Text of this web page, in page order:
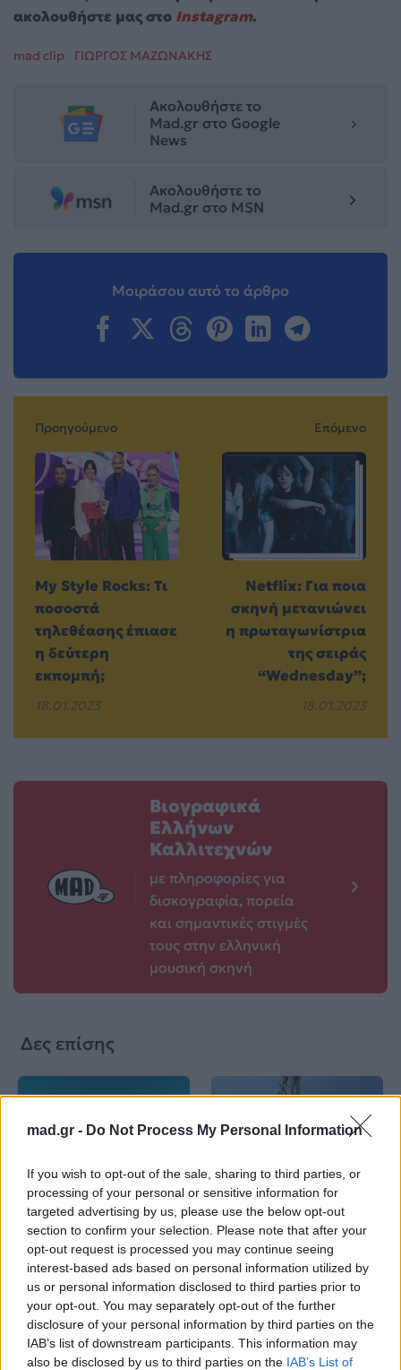
mad.gr - Do Not Process My Personal Information
If you wish to opt-out of the sale, sharing to third parties, or
processing of your personal or sensitive information for
targeted advertising by us, please use the below opt-out
section to confirm your selection. Please note that after your
opt-out request is processed you may continue seeing
interest-based ads based on personal information utilized by
us or personal information disclosed to third parties prior to
your opt-out. You may separately opt-out of the further
disclosure of your personal information by third parties on the
IAB’s list of downstream participants. This information may
also be disclosed by us to third parties on the IAB’s List of
ακολουθήστε μας στο Instagram.
mad clip ΓΙΩΡΓΟΣ ΜΑΖΩΝΑΚΗΣ
Ακολουθήστε το
Mad.gr στο Google
News
Ακολουθήστε το
Mad.gr στο MSN
Μοιράσου αυτό το άρθρο
Προηγούμενο
My Style Rocks: Τι
ποσοστά
τηλεθέασης έπιασε
η δεύτερη
εκπομπή;
18.01.2023
Επόμενο
Netflix: Για ποια
σκηνή μετανιώνει
η πρωταγωνίστρια
της σειράς
“Wednesday”;
18.01.2023
Βιογραφικά
Ελλήνων
Καλλιτεχνών
με πληροφορίες για
δισκογραφία, πορεία
και σημαντικές στιγμές
τους στην ελληνική
μουσική σκηνή
Δες επίσης
Life
Καλοκαίρι στην Αττική
με επιφυλάξεις – Ποιες
παραλίες έχουν
χαρακτηριστεί
ακατάλληλες
04.07.2026
Life
Το πιο επικίνδυνο
«Will you marry me?»
που έχουμε δει ποτέ –
Το ζευγάρι που
σκαρφάλωσε στο
Empire State Building
02.07.2026